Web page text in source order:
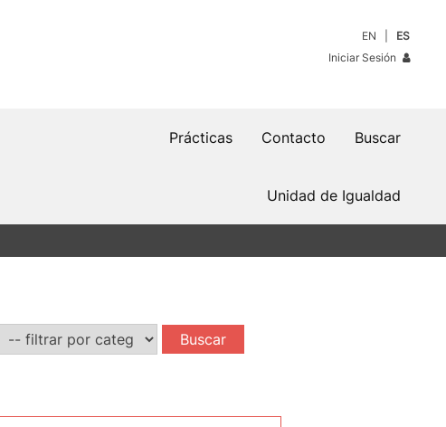
EN
ES
Iniciar Sesión
Buscar
Contacto
Prácticas
Unidad de Igualdad